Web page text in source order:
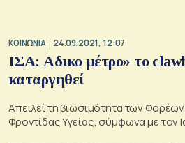
ΚΟΙΝΩΝΙΑ 24.09.2021, 12:07
ΙΣΑ: Αδικο μέτρο» το
καταργηθεί
Απειλεί τη βιωσιμότητα των
Φροντίδας Υγείας, σύμφωνα με τον